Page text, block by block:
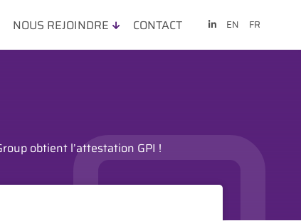
NOUS REJOINDRE CONTACT EN FR
obtient l’attestation GPI !